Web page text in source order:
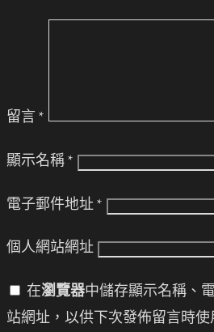
留言 *
顯示名稱 *
電子郵件地址 *
個人網站網址
在瀏覽器中儲存顯示名稱、
站網址，以供下次發佈留言時使